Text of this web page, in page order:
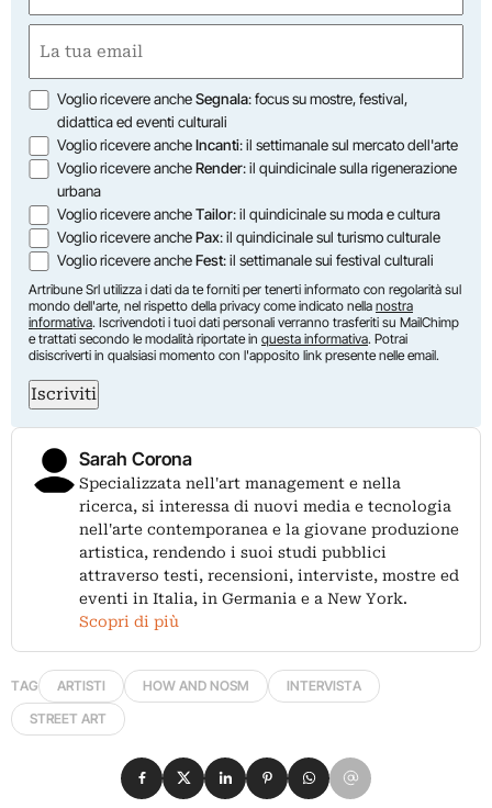
First
(Required)
Opzioni
Voglio ricevere ancheSegnala: focus su mostre, festival,
didattica ed eventi culturali
Voglio ricevere ancheIncanti: il settimanale sul mercato dell'arte
Voglio ricevere ancheRender: il quindicinale sulla rigenerazione
urbana
Voglio ricevere ancheTailor: il quindicinale su moda e cultura
Voglio ricevere anchePax: il quindicinale sul turismo culturale
Voglio ricevere ancheFest: il settimanale sui festival culturali
Artribune Srl utilizza i dati da te forniti per tenerti informato con regolarità sul
mondo dell'arte, nel rispetto della privacy come indicato nella nostra
informativa. Iscrivendoti i tuoi dati personali verranno trasferiti su MailChimp
e trattati secondo le modalità riportate in questa informativa. Potrai
disiscriverti in qualsiasi momento con l'apposito link presente nelle email.
Iscriviti
Sarah Corona
Specializzata nell'art management e nella
ricerca, si interessa di nuovi media e tecnologia
nell'arte contemporanea e la giovane produzione
artistica, rendendo i suoi studi pubblici
attraverso testi, recensioni, interviste, mostre ed
eventi in Italia, in Germania e a New York.
Scopri di più
TAG ARTISTI HOW AND NOSM
INTERVISTA
STREET ART
Condividi su Facebook
Condividi su X
Condividi su LinkedIn
Condividi su Pinterest
Condividi su WhatsApp
Condividi su Email